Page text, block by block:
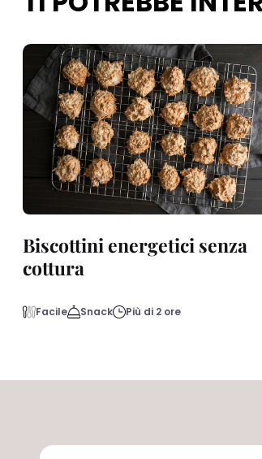
Biscottini energetici senza
cottura
Facile Snack Più di 2 ore